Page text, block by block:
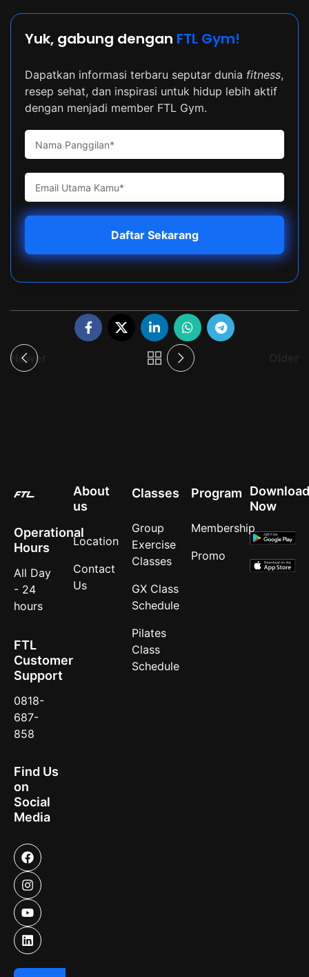
Yuk, gabung dengan FTL Gym!
Dapatkan informasi terbaru seputar dunia fitness,
resep sehat, dan inspirasi untuk hidup lebih aktif
dengan menjadi member FTL Gym.
Newer
Operational
Hours
All Day
- 24
hours
FTL
Customer
Support
0818-
687-
858
Find Us
on
Social
Media
About
us
Location
Contact
Us
Classes
Group
Exercise
Classes
GX Class
Schedule
Pilates
Class
Schedule
Program
Membership
Promo
Now